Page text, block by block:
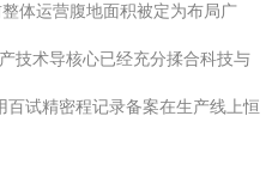
体运营腹地面积被定为布局广
技术导核心已经充分揉合科技与
试精密程记录备案在生产线上恒